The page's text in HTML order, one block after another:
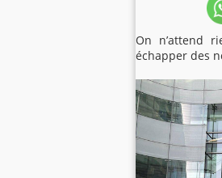
On n’attend
échapper des